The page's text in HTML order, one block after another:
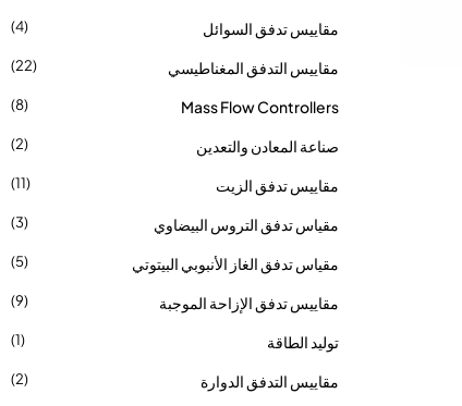
مقاييس تدفق السوائل (4)
مقاييس التدفق المغناطيسي (22)
Mass Flow Controllers
(8)
صناعة المعادن والتعدين (2)
مقاييس تدفق الزيت (11)
مقياس تدفق التروس البيضاوي (3)
مقياس تدفق الغاز الأنبوبي البيتوتي (5)
مقاييس تدفق الإزاحة الموجبة (9)
توليد الطاقة (1)
مقاييس التدفق الدوارة (2)